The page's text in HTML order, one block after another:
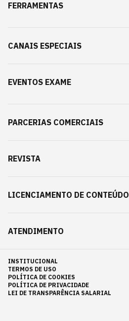
FERRAMENTAS
CANAIS ESPECIAIS
EVENTOS EXAME
PARCERIAS COMERCIAIS
REVISTA
LICENCIAMENTO DE CONTEÚDO
ATENDIMENTO
INSTITUCIONAL
TERMOS DE USO
POLÍTICA DE COOKIES
POLÍTICA DE PRIVACIDADE
LEI DE TRANSPARÊNCIA SALARIAL